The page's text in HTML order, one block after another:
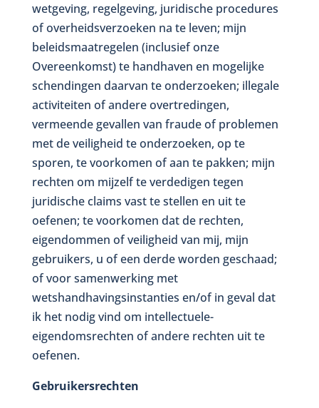
wetgeving, regelgeving, juridische procedures
of overheidsverzoeken na te leven; mijn
beleidsmaatregelen (inclusief onze
Overeenkomst) te handhaven en mogelijke
schendingen daarvan te onderzoeken; illegale
activiteiten of andere overtredingen,
vermeende gevallen van fraude of problemen
met de veiligheid te onderzoeken, op te
sporen, te voorkomen of aan te pakken; mijn
rechten om mijzelf te verdedigen tegen
juridische claims vast te stellen en uit te
oefenen; te voorkomen dat de rechten,
eigendommen of veiligheid van mij, mijn
gebruikers, u of een derde worden geschaad;
of voor samenwerking met
wetshandhavingsinstanties en/of in geval dat
ik het nodig vind om intellectuele-
eigendomsrechten of andere rechten uit te
oefenen.
Gebruikersrechten